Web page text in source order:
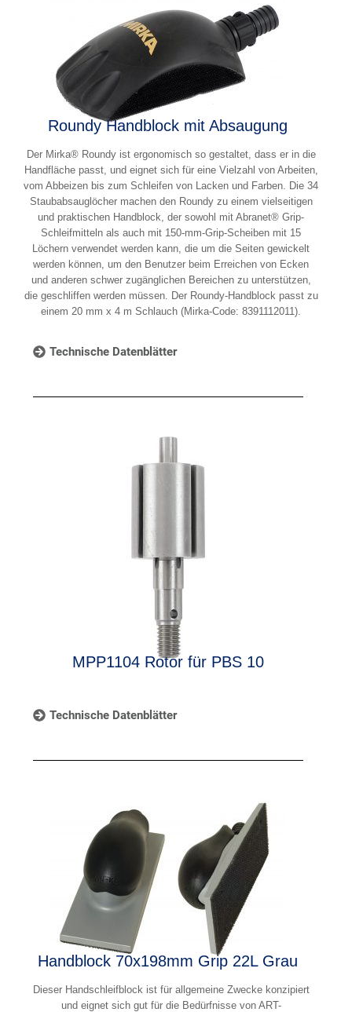
Roundy Handblock mit Absaugung
Der Mirka® Roundy ist ergonomisch so gestaltet, dass er in die
Handfläche passt, und eignet sich für eine Vielzahl von Arbeiten,
vom Abbeizen bis zum Schleifen von Lacken und Farben. Die 34
Staubabsauglöcher machen den Roundy zu einem vielseitigen
und praktischen Handblock, der sowohl mit Abranet® Grip-
Schleifmitteln als auch mit 150-mm-Grip-Scheiben mit 15
Löchern verwendet werden kann, die um die Seiten gewickelt
werden können, um den Benutzer beim Erreichen von Ecken
und anderen schwer zugänglichen Bereichen zu unterstützen,
die geschliffen werden müssen. Der Roundy-Handblock passt zu
einem 20 mm x 4 m Schlauch (Mirka-Code: 8391112011).
Technische Datenblätter
MPP1104 Rotor für PBS 10
Technische Datenblätter
Handblock 70x198mm Grip 22L Grau
Dieser Handschleifblock ist für allgemeine Zwecke konzipiert
und eignet sich gut für die Bedürfnisse von ART-